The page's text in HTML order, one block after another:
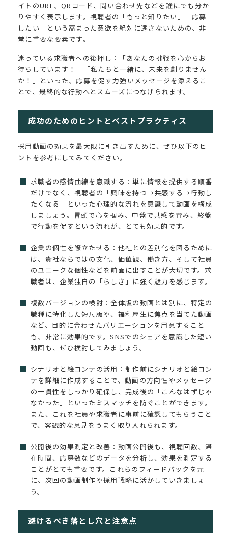
イトのURL、QRコード、問い合わせ先などを誰にでも分か
りやすく表示します。視聴者の「もっと知りたい」「応募
したい」という高まった意欲を絶対に逃さないための、非
常に重要な要素です。
迷っている求職者への後押し：「あなたの挑戦を心からお
待ちしています！」「私たちと一緒に、未来を創りません
か！」といった、応募を促す力強いメッセージを添えるこ
とで、最終的な行動へとスムーズにつなげられます。
成功のためのヒントとベストプラクティス
採用動画の効果を最大限に引き出すために、ぜひ以下のヒ
ントを参考にしてみてください。
求職者の感情曲線を意識する：単に情報を提供する順番
だけでなく、視聴者の「興味を持つ→共感する→行動し
たくなる」といった心理的な流れを意識して動画を構成
しましょう。冒頭で心を掴み、中盤で共感を育み、終盤
で行動を促すという流れが、とても効果的です。
企業の個性を際立たせる：他社との差別化を図るために
は、貴社ならではの文化、価値観、働き方、そして社員
のユニークな個性などを前面に出すことが大切です。求
職者は、企業独自の「らしさ」に強く魅力を感じます。
複数バージョンの検討：全体版の動画とは別に、特定の
職種に特化した短尺版や、福利厚生に焦点を当てた動画
など、目的に合わせたバリエーションを用意すること
も、非常に効果的です。SNSでのシェアを意識した短い
動画も、ぜひ検討してみましょう。
シナリオと絵コンテの活用：制作前にシナリオと絵コン
テを詳細に作成することで、動画の方向性やメッセージ
の一貫性をしっかり確保し、完成後の「こんなはずじゃ
なかった」といったミスマッチを防ぐことができます。
また、これを社員や求職者に事前に確認してもらうこと
で、客観的な意見をうまく取り入れられます。
公開後の効果測定と改善：動画公開後も、視聴回数、滞
在時間、応募数などのデータを分析し、効果を測定する
ことがとても重要です。これらのフィードバックを元
に、次回の動画制作や採用戦略に活かしていきましょ
う。
避けるべき落とし穴と注意点